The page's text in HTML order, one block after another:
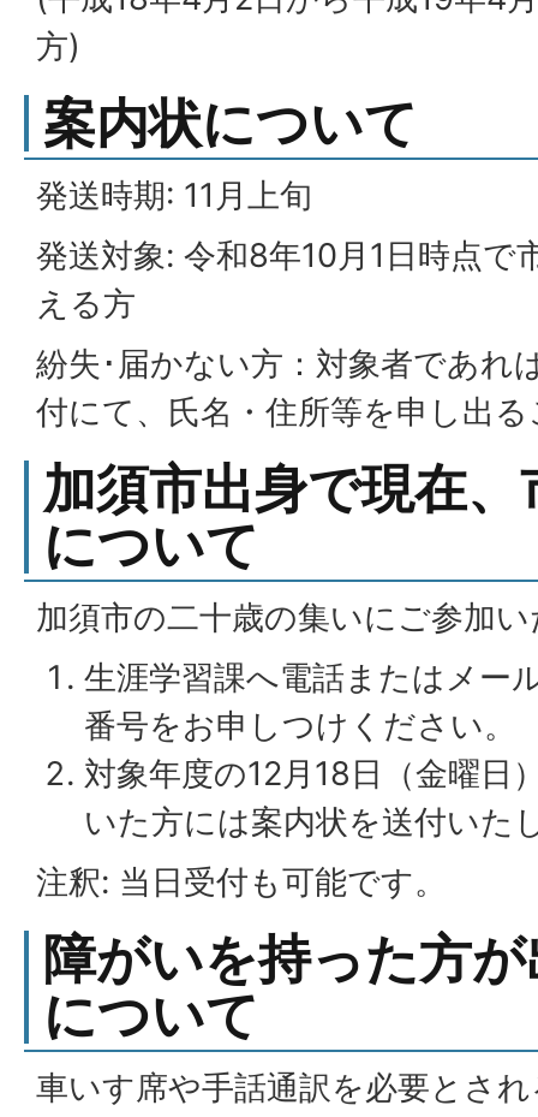
方)
案内状について
発送時期: 11月上旬
発送対象: 令和8年10月1日時点で
える方
紛失･届かない方：対象者であれ
付にて、氏名・住所等を申し出
加須市出身で現在
について
加須市の二十歳の集いにご参加
生涯学習課へ電話またはメー
番号をお申しつけください。
対象年度の12月18日（金曜日
いた方には案内状を送付いた
注釈: 当日受付も可能です。
障がいを持った方
について
車いす席や手話通訳を必要とさ